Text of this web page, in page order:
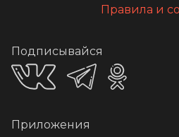
Правила и
Подписывайся
Приложения